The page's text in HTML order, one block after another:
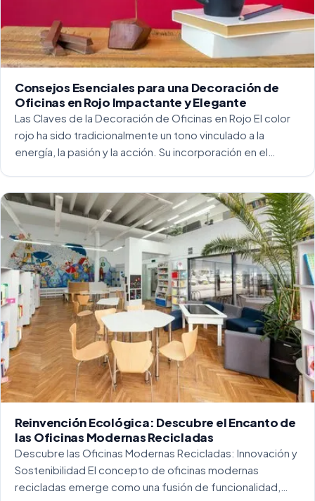
Consejos Esenciales para una Decoración de
Oficinas en Rojo Impactante y Elegante
Las Claves de la Decoración de Oficinas en Rojo El color
rojo ha sido tradicionalmente un tono vinculado a la
energía, la pasión y la acción. Su incorporación en el
Reinvención Ecológica: Descubre el Encanto de
las Oficinas Modernas Recicladas
Descubre las Oficinas Modernas Recicladas: Innovación y
Sostenibilidad El concepto de oficinas modernas
recicladas emerge como una fusión de funcionalidad,